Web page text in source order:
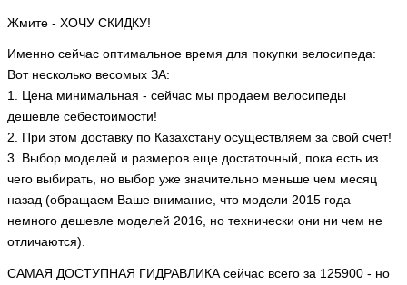
Жмите - ХОЧУ СКИДКУ!
Именно сейчас оптимальное время для покупки велосипеда:
Вот несколько весомых ЗА:
1. Цена минимальная - сейчас мы продаем велосипеды
дешевле себестоимости!
2. При этом доставку по Казахстану осуществляем за свой счет!
3. Выбор моделей и размеров еще достаточный, пока есть из
чего выбирать, но выбор уже значительно меньше чем месяц
назад (обращаем Ваше внимание, что модели 2015 года
немного дешевле моделей 2016, но технически они ни чем не
отличаются).
САМАЯ ДОСТУПНАЯ ГИДРАВЛИКА сейчас всего за 125900 - но